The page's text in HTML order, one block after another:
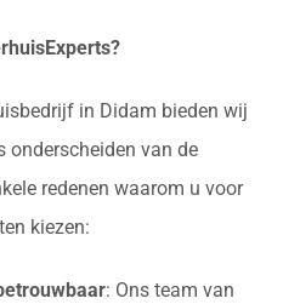
in Didam bieden wij
onderscheiden van de
redenen waarom u voor
kiezen:
: Ons team van